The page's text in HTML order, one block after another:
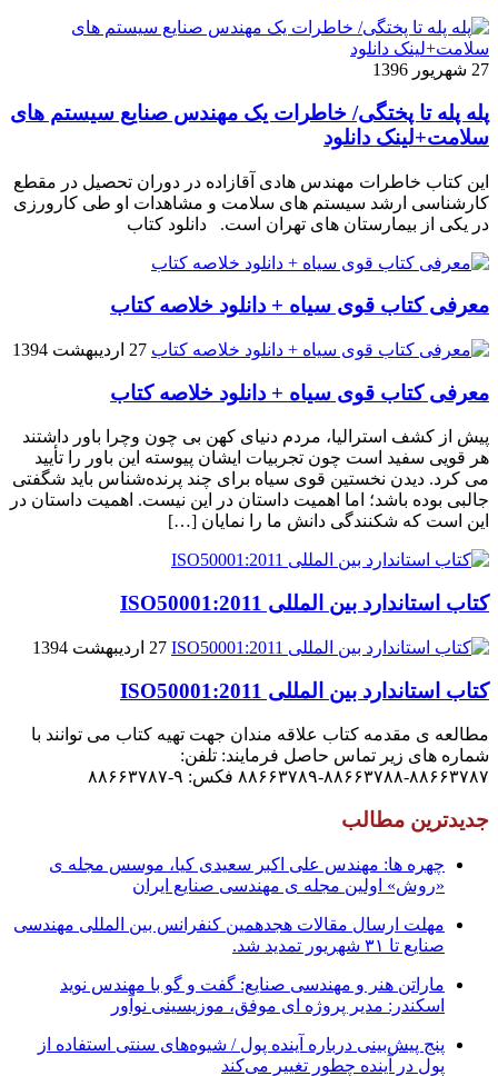
27 شهریور 1396
پله پله تا پختگی/ خاطرات یک مهندس صنایع سیستم های
سلامت+لینک دانلود
این کتاب خاطرات مهندس هادی آقازاده در دوران تحصیل در مقطع
کارشناسی ارشد سیستم های سلامت و مشاهدات او طی کارورزی
در یکی از بیمارستان های تهران است. دانلود کتاب
معرفی کتاب قوی سیاه + دانلود خلاصه کتاب
27 اردیبهشت 1394
معرفی کتاب قوی سیاه + دانلود خلاصه کتاب
پیش از کشف استرالیا، مردم دنیاى کهن بی چون وچرا باور داشتند
هر قویى سفید است چون تجربیات ایشان پیوسته این باور را تأیید
می کرد. دیدن نخستین قوى سیاه براى چند پرنده‌شناس باید شگفتى
جالبى بوده باشد؛ اما اهمیت داستان در این نیست. اهمیت داستان در
این است که شکنندگى دانش ما را نمایان […]
کتاب استاندارد بین المللی ISO50001:2011
27 اردیبهشت 1394
کتاب استاندارد بین المللی ISO50001:2011
مطالعه ی مقدمه کتاب علاقه مندان جهت تهیه کتاب می توانند با
شماره های زیر تماس حاصل فرمایند: تلفن:
۸۸۶۶۳۷۸۷-۸۸۶۶۳۷۸۸-۸۸۶۶۳۷۸۹ فکس: ۹-۸۸۶۶۳۷۸۷
جدیدترین مطالب
چهره ها: مهندس علی اکبر سعیدی کیا، موسس مجله ی
«روش» اولین مجله ی مهندسی صنایع ایران
مهلت ارسال مقالات هجدهمین کنفرانس بین المللی مهندسی
صنایع تا ۳۱ شهریور تمدید شد.
ماراتن هنر و مهندسی صنایع: گفت و گو با مهندس نوید
اسکندر: مدیر پروژه ای موفق، موزیسینی نوآور
پنج پیش‌بینی درباره آینده پول / شیوه‌های سنتی استفاده از
پول در آینده چطور تغییر می‌کند